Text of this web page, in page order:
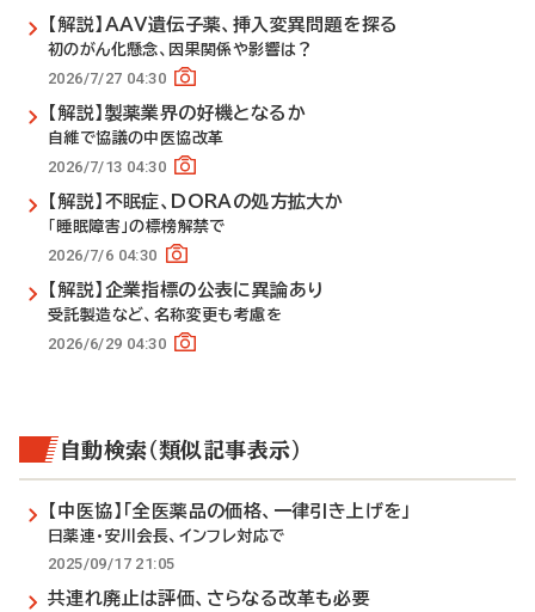
【解説】AAV遺伝子薬、挿入変異問題を探る
初のがん化懸念、因果関係や影響は？
2026/7/27 04:30
【解説】製薬業界の好機となるか
自維で協議の中医協改革
2026/7/13 04:30
【解説】不眠症、DORAの処方拡大か
「睡眠障害」の標榜解禁で
2026/7/6 04:30
【解説】企業指標の公表に異論あり
受託製造など、名称変更も考慮を
2026/6/29 04:30
自動検索（類似記事表示）
【中医協】「全医薬品の価格、一律引き上げを」
日薬連・安川会長、インフレ対応で
2025/09/17 21:05
共連れ廃止は評価、さらなる改革も必要